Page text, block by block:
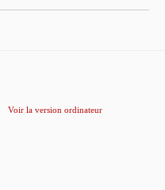
Voir la version ordinateur